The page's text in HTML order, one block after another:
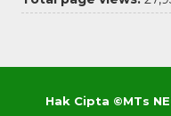
Hak Cipta ©MTs